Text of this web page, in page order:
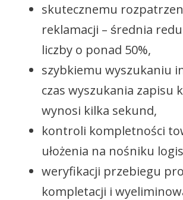
skutecznemu
reklamacji – średnia
liczby o ponad 50%,
szybkiemu wyszukaniu
czas wyszukania zapisu
wynosi kilka sekund,
kontroli kompletności
ułożenia na nośniku
weryfikacji przebiegu
kompletacji i